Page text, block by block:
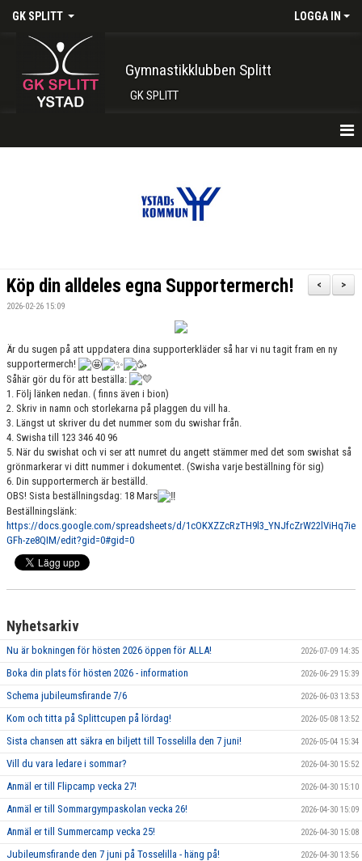
GK SPLITT LOGGA IN
Gymnastikklubben Splitt
GK SPLITT
INTRESSEANMÄLAN
GRUPPER OCH TIDER
STÖDMEDLEM
SPONSRING
FRÅGOR & SVAR
FUNKTIONÄRER
FRITIDSKORTET
>
<
Köp din alldeles egna Supportermerch!
2026-02-26 15:09
Är du sugen på att uppdatera dina supporterkläder så har vi nu tagit fram en ny
supportermerch!
Såhär gör du för att beställa:
1. Följ länken nedan. ( finns även i bion)
2. Skriv in namn och storlekarna på plaggen du vill ha.
3. Längst ut skriver du det nummer som du swishar från.
4. Swisha till 123 346 40 96
5. När du swishat och vi ser att numret du angett stämmer med det som swishat så
grönmarkerar vi ditt nummer i dokumentet. (Swisha varje beställning för sig)
6. Din supportermerch är beställd.
OBS! Sista beställningsdag: 18 Mars
Beställningslänk:
https://docs.google.com/spreadsheets/d/1cOKXZZcRzTH9l3_YNJfcZrW22lViHq7ie
GFh-ze8QIM/edit?gid=0#gid=0
Nyhetsarkiv
Nu är bokningen för hösten 2026 öppen för ALLA! 2026-07-09 14:35
Boka din plats för hösten 2026 - information 2026-06-29 15:39
Schema jubileumsfirande 7/6 2026-06-03 13:53
Kom och titta på Splittcupen på lördag! 2026-05-08 13:52
Sista chansen att säkra en biljett till Tosselilla den 7 juni! 2026-05-04 15:34
Vill du vara ledare i sommar? 2026-04-30 15:52
Anmäl er till Flipcamp vecka 27! 2026-04-30 15:10
Anmäl er till Sommargympaskolan vecka 26! 2026-04-30 15:09
Anmäl er till Summercamp vecka 25! 2026-04-30 15:08
Jubileumsfirande den 7 juni på Tosselilla - häng på! 2026-04-30 13:56